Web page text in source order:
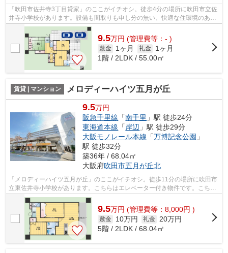
「吹田市佐井寺3丁目貸家」のここがイチオシ。徒歩4分の場所に吹田市立佐
井寺小学校があります。設備も間取りも申し分の無い、快適な住環境のある
戸建て物件です。こちらの物件は自走...
9.5万円 (管理費等：- )
敷金 1ヶ月 礼金
1ヶ月
1階 / 2LDK / 55.00㎡
賃貸 | マンション メロディーハイツ五月が丘
9.5万円
阪急千里線 「南千里 」駅 徒歩24分
東海道本線 「岸辺 」駅 徒歩29分
大阪モノレール本線 「万博記念公園 」
駅 徒歩32分
築36年 / 68.04㎡
大阪府吹田市五月が丘北
「メロディーハイツ五月が丘」のここがイチオシ。徒歩11分の場所に吹田市
立東佐井寺小学校があります。こちらはエレベーター付き物件です。こちら
の物件には自走式駐車場があります。...
9.5万円 (管理費等：8,000円 )
敷金 10万円 礼金
20万円
5階 / 2LDK / 68.04㎡